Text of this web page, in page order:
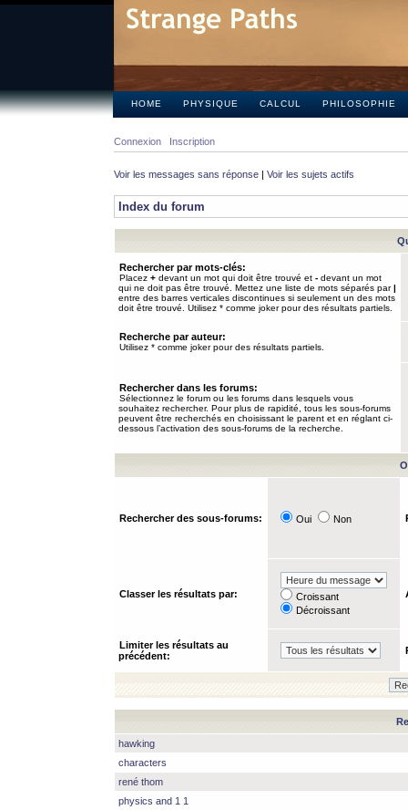
HOME PHYSIQUE CALCUL PHILOSOPHIE
Connexion Inscription
Voir les messages sans réponse | Voir les sujets actifs
Index du forum
Rechercher par mots-clés:
Placez + devant un mot qui doit être trouvé et - devant un mot
qui ne doit pas être trouvé. Mettez une liste de mots séparés par|
entre des barres verticales discontinues si seulement un des mots
doit être trouvé. Utilisez * comme joker pour des résultats partiels.
Recherche par auteur:
Utilisez * comme joker pour des résultats partiels.
Rechercher dans les forums:
Sélectionnez le forum ou les forums dans lesquels vous
souhaitez rechercher. Pour plus de rapidité, tous les sous-forums
peuvent être recherchés en choisissant le parent et en réglant ci-
dessous l’activation des sous-forums de la recherche.
Rechercher des sous-forums: Oui Non
Classer les résultats par:
Croissant
Décroissant
Limiter les résultats au
précédent:
hawking
characters
rené thom
physics and 1 1